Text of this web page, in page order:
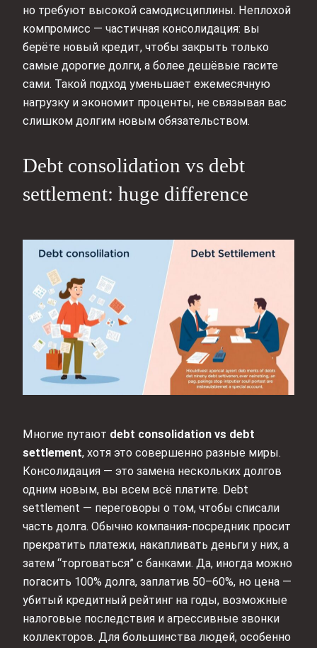
но требуют высокой самодисциплины. Неплохой
компромисс — частичная консолидация: вы
берёте новый кредит, чтобы закрыть только
самые дорогие долги, а более дешёвые гасите
сами. Такой подход уменьшает ежемесячную
нагрузку и экономит проценты, не связывая вас
слишком долгим новым обязательством.
Debt consolidation vs debt
settlement: huge difference
Многие путают debt consolidation vs debt
settlement, хотя это совершенно разные миры.
Консолидация — это замена нескольких долгов
одним новым, вы всем всё платите. Debt
settlement — переговоры о том, чтобы списали
часть долга. Обычно компания‑посредник просит
прекратить платежи, накапливать деньги у них, а
затем “торговаться” с банками. Да, иногда можно
погасить 100% долга, заплатив 50–60%, но цена —
убитый кредитный рейтинг на годы, возможные
налоговые последствия и агрессивные звонки
коллекторов. Для большинства людей, особенно